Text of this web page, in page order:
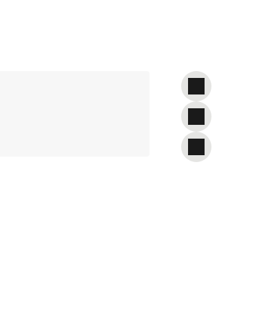
wilt eigenlijk alleen maar
Chicken met uien, lente-